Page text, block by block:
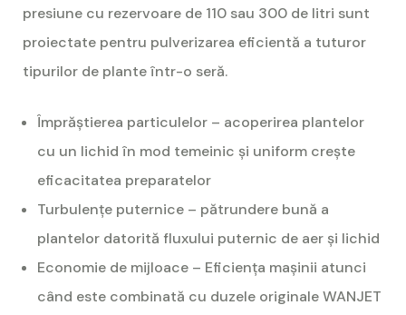
presiune cu rezervoare de 110 sau 300 de litri sunt
proiectate pentru pulverizarea eficientă a tuturor
tipurilor de plante într-o seră.
Împrăștierea particulelor – acoperirea plantelor
cu un lichid în mod temeinic și uniform crește
eficacitatea preparatelor
Turbulențe puternice – pătrundere bună a
plantelor datorită fluxului puternic de aer și lichid
Economie de mijloace – Eficiența mașinii atunci
când este combinată cu duzele originale WANJET